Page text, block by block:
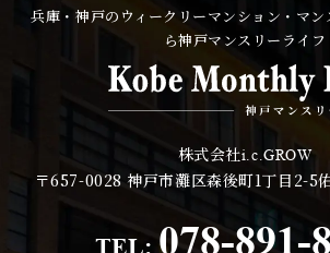
兵庫・神戸のウィークリーマンション・マ
ら神戸マンスリーライフ
株式会社i.c.GROW
〒657-0028神戸市灘区森後町1丁目2-5
TEL: 078-891-